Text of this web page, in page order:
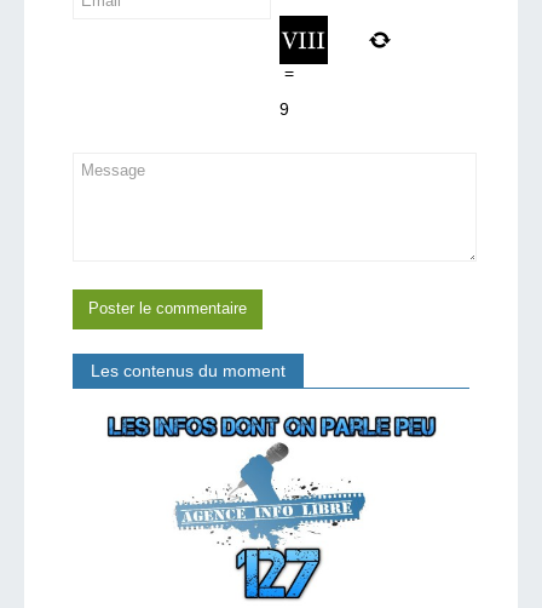
=
9
Les contenus du moment